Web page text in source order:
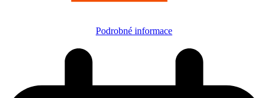
Podrobné informace